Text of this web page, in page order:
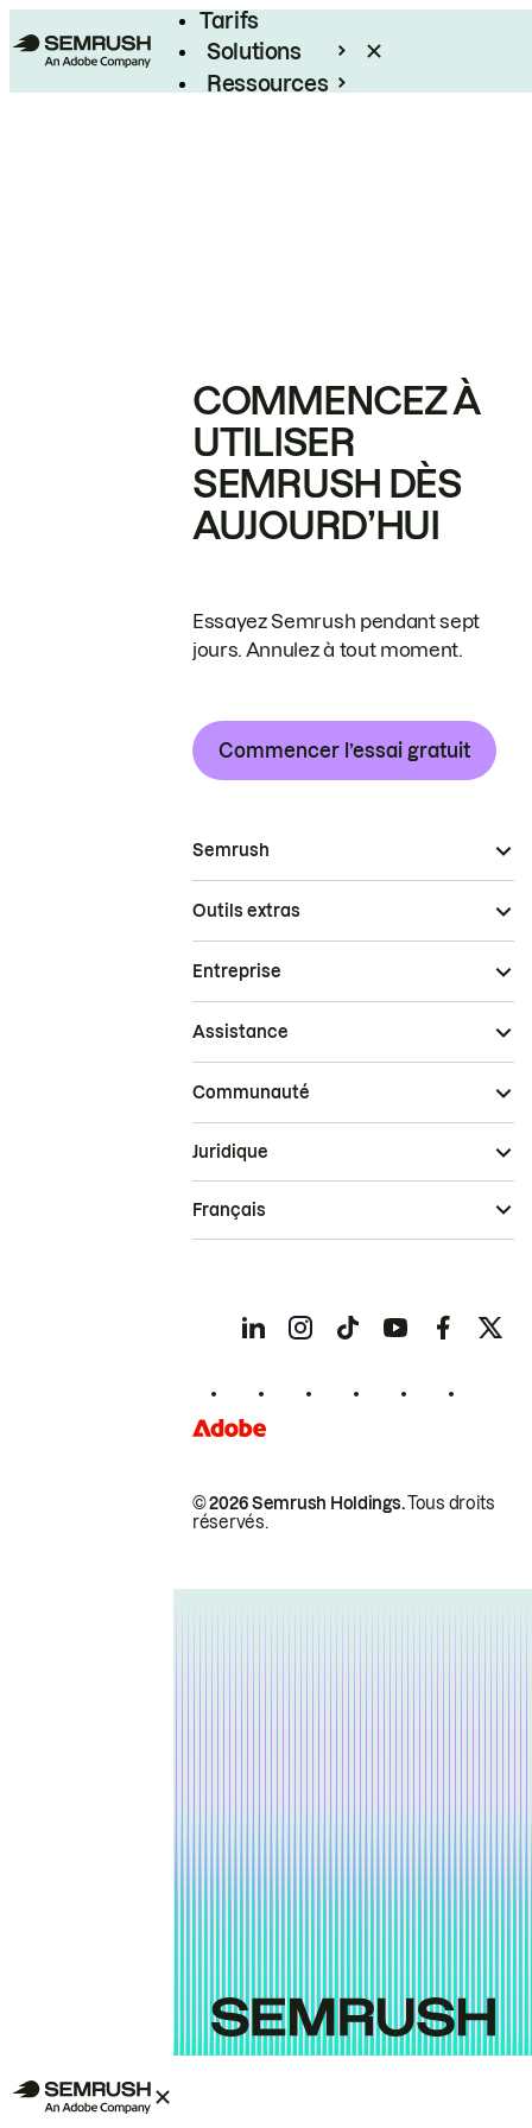
Tarifs
Solutions
Ressources
COMMENCEZ À
UTILISER
SEMRUSH DÈS
AUJOURD’HUI
Essayez Semrush pendant sept
jours. Annulez à tout moment.
Commencer l’essai gratuit
Semrush
Outils extras
Entreprise
Assistance
Communauté
© 2026 Semrush Holdings.Tous droits
réservés.
Juridique
Français